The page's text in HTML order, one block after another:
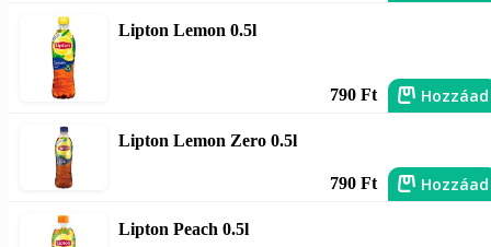
Lipton Lemon 0.5l
790 Ft Hozzáad
Lipton Lemon Zero 0.5l
790 Ft Hozzáad
Lipton Peach 0.5l